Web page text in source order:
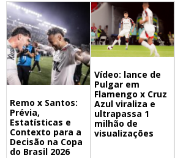
Remo x Santos:
Prévia,
Estatísticas e
Contexto para a
Decisão na Copa
do Brasil 2026
Vídeo: lance de
Pulgar em
Flamengo x Cruz
Azul viraliza e
ultrapassa 1
milhão de
visualizações